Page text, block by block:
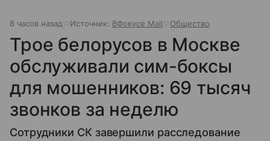
8 часов назад Источник: ВФокусе Mail Общество
Трое белорусов в Москве
обслуживали сим-боксы
для мошенников: 69 тысяч
звонков за неделю
Сотрудники СК завершили расследование